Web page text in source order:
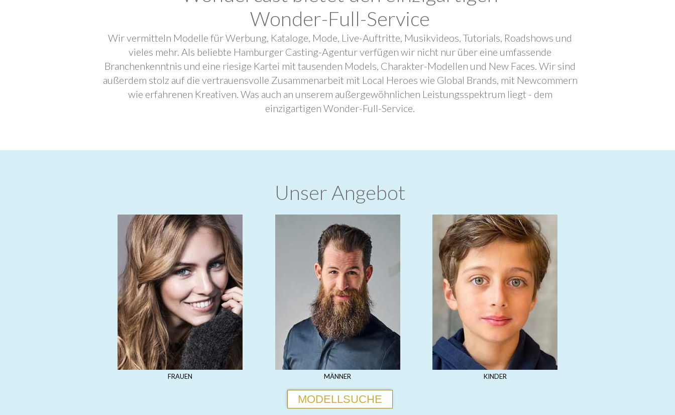
Wonder-Full-Service
Wir vermitteln Modelle für Werbung, Kataloge, Mode, Live-Auftritte, Musikvideos, Tutorials, Roadshows und
vieles mehr. Als beliebte Hamburger Casting-Agentur verfügen wir nicht nur über eine umfassende
Branchenkenntnis und eine riesige Kartei mit tausenden Models, Charakter-Modellen und New Faces. Wir sind
außerdem stolz auf die vertrauensvolle Zusammenarbeit mit Local Heroes wie Global Brands, mit Newcommern
wie erfahrenen Kreativen. Was auch an unserem außergewöhnlichen Leistungsspektrum liegt - dem
einzigartigen Wonder-Full-Service.
Unser Angebot
FRAUEN MÄNNER KINDER
MODELLSUCHE